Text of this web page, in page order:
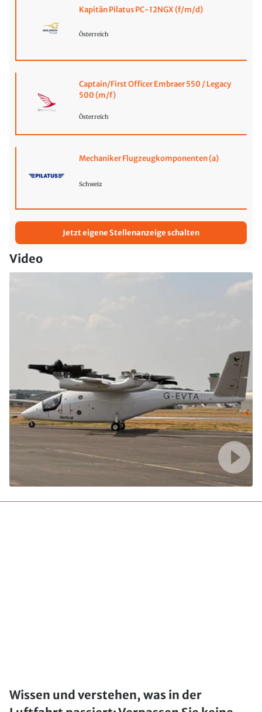
Kapitän Pilatus PC-12NGX (f/m/d)
Österreich
Captain/First Officer Embraer 550 / Legacy
500 (m/f)
Österreich
Mechaniker Flugzeugkomponenten (a)
Schweiz
Jetzt eigene Stellenanzeige schalten
Video
Wissen und verstehen, was in der